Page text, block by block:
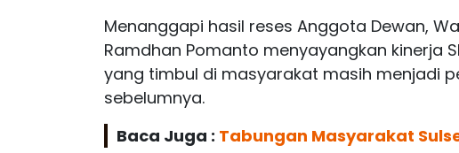
Menanggapi hasil reses Anggota Dewan,
Ramdhan Pomanto menyayangkan kinerja
yang timbul di masyarakat masih menjadi
sebelumnya.
Baca Juga : Tabungan Masyarakat